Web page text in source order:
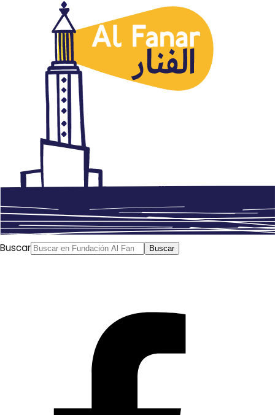
Buscar Buscar
Cómo la Primavera Árabe
cambió el cine
enero 25, 2021 Autor: AlFanar